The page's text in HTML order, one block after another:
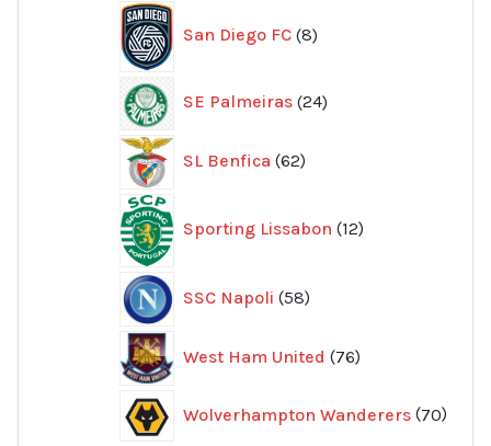
San Diego FC 8produkter
SE Palmeiras 24
produkter
SL Benfica 62
produkter
Sporting Lissabon 12produkter
SSC Napoli 58
produkter
West Ham United 76
produkter
Wolverhampton Wanderers 70